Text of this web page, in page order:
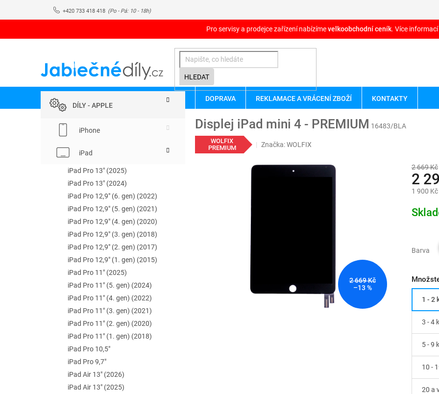
+420 733 418 418
Pro servisy a prodejce zařízení nabízímevelkoobchodní ceník. Více
HLEDAT
DOPRAVA REKLAMACE A VRÁCENÍ ZBOŽÍ KONTAKTY
o
kategorieDÍLY - APPLE
iPhone
iPad
iPad Pro 13" (2025)
iPad Pro 13" (2024)
iPad Pro 12,9" (6. gen) (2022)
iPad Pro 12,9" (5. gen) (2021)
iPad Pro 12,9" (4. gen) (2020)
iPad Pro 12,9" (3. gen) (2018)
iPad Pro 12,9" (2. gen) (2017)
iPad Pro 12,9" (1. gen) (2015)
iPad Pro 11" (2025)
iPad Pro 11" (5. gen) (2024)
iPad Pro 11" (4. gen) (2022)
iPad Pro 11" (3. gen) (2021)
iPad Pro 11" (2. gen) (2020)
iPad Pro 11" (1. gen) (2018)
iPad Pro 10,5"
iPad Pro 9,7"
iPad Air 13" (2026)
iPad Air 13" (2025)
Displej iPad mini 4 - PREMIUM 16483/BLA
WOLFIX
PREMIUM
Značka:WOLFIX
2 669 Kč
–13 %
2 669 Kč
2
1 900
cena:
Barva
1 - 2
3 - 4
5 - 9
10 -
20 a